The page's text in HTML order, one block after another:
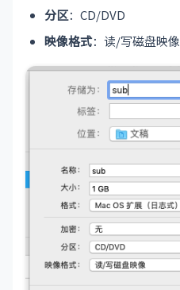
分区：CD/DVD
映像格式：读/写磁盘映像